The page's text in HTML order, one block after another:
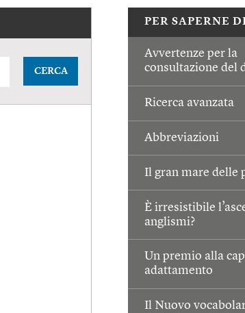
PER SAPERNE
Avvertenze per la
consultazione del
Ricerca avanzata
Abbreviazioni
Il gran mare delle
È irresistibile
anglismi?
Un premio alla
adattamento
Il Nuovo
CERCA